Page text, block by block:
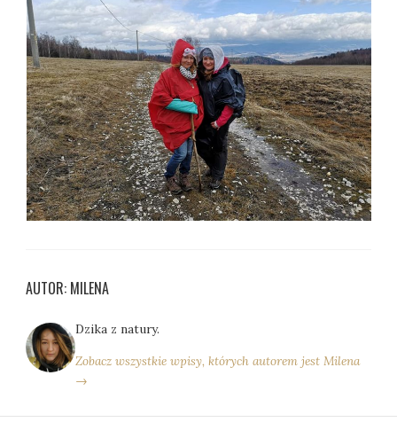
AUTOR: MILENA
Dzika z natury.
Zobacz wszystkie wpisy, których autorem jest Milena
→